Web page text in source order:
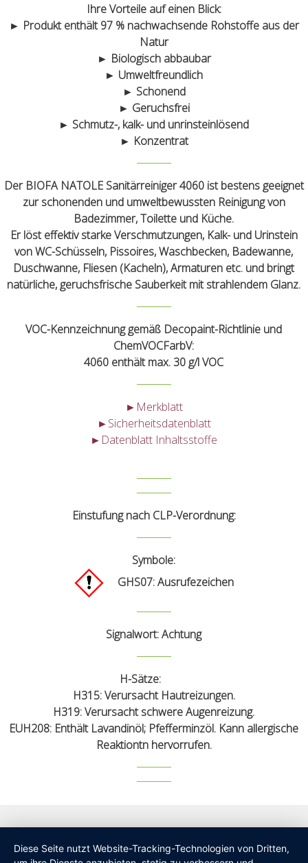
Ihre Vorteile auf einen Blick:
► Produkt enthält 97 % nachwachsende Rohstoffe aus der
Natur
► Biologisch abbaubar
► Umweltfreundlich
► Schonend
► Geruchsfrei
► Schmutz-, kalk- und unrinsteinlösend
► Konzentrat
Der BIOFA NATOLE Sanitärreiniger 4060 ist bestens geeignet
zur schonenden und umweltbewussten Reinigung von
Badezimmer, Toilette und Küche.
Er löst effektiv starke Verschmutzungen, Kalk- und Urinstein
von WC-Schüsseln, Pissoires, Waschbecken, Badewanne,
Duschwanne, Fliesen (Kacheln), Armaturen etc. und bringt
natürliche, geruchsfrische Sauberkeit mit strahlendem Glanz.
VOC-Kennzeichnung gemäß Decopaint-Richtlinie und
ChemVOCFarbV:
4060 enthält max. 30 g/l VOC
►Merkblatt
►Sicherheitsdatenblatt
►Datenblatt Inhaltsstoffe
Einstufung nach CLP-Verordnung:
Symbole:
GHS07: Ausrufezeichen
Signalwort: Achtung
H-Sätze:
H315: Verursacht Hautreizungen.
H319: Verursacht schwere Augenreizung.
EUH208: Enthält Lavandinöl; Pfefferminzöl. Kann allergische
Reaktiontn hervorrufen.
Diese Seite nutzt Website-Tracking-Technologien von Dritten,